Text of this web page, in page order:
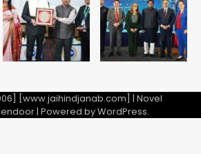
Team JHJ
[www.jaihindjanab.com] | Novel
| Powered byWordPress.